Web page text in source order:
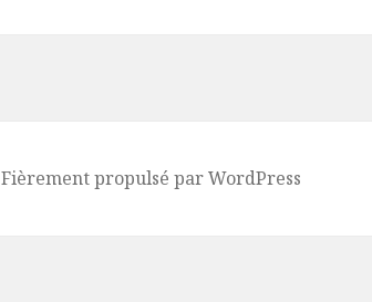
Fièrement propulsé par WordPress